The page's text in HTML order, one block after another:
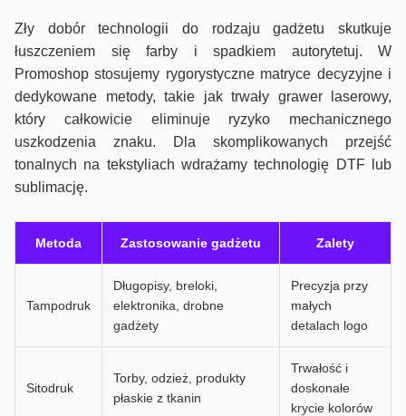
Zły dobór technologii do rodzaju gadżetu skutkuje
łuszczeniem się farby i spadkiem autorytetuj. W
Promoshop stosujemy rygorystyczne matryce decyzyjne i
dedykowane metody, takie jak trwały grawer laserowy,
który całkowicie eliminuje ryzyko mechanicznego
uszkodzenia znaku. Dla skomplikowanych przejść
tonalnych na tekstyliach wdrażamy technologię DTF lub
sublimację.
Metoda Zastosowanie gadżetu Zalety
Tampodruk
Długopisy, breloki,
elektronika, drobne
gadżety
Precyzja przy
małych
detalach logo
Sitodruk
Torby, odzież, produkty
płaskie z tkanin
Trwałość i
doskonałe
krycie kolorów